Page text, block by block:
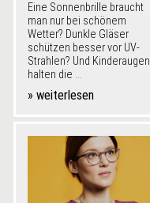
Eine Sonnenbrille braucht
man nur bei schönem
Wetter? Dunkle Gläser
schützen besser vor UV-
Strahlen? Und Kinderaugen
halten die ...
» weiterlesen